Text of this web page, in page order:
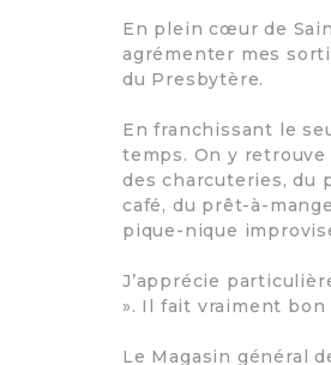
En plein cœur de
agrémenter mes
du Presbytère.
En franchissant le
temps. On y
des charcuteries, du
café, du prêt-à-
pique-nique
J’apprécie
». Il fait vraiment
Le Magasin général